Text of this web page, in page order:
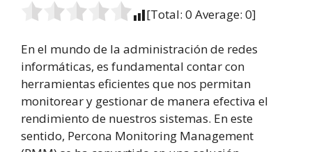
[Total: 0 Average: 0]
En el mundo de la administración de redes
informáticas, es fundamental contar con
herramientas eficientes que nos permitan
monitorear y gestionar de manera efectiva el
rendimiento de nuestros sistemas. En este
sentido, Percona Monitoring Management